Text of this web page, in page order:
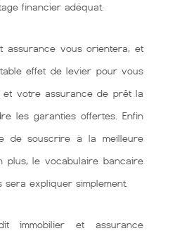
financier adéquat.
assurance vous orientera, et
effet de levier pour vous
et votre assurance de prêt la
les garanties offertes. Enfin
de souscrire à la meilleure
plus, le vocabulaire bancaire
expliquer simplement.
immobilier et assurance